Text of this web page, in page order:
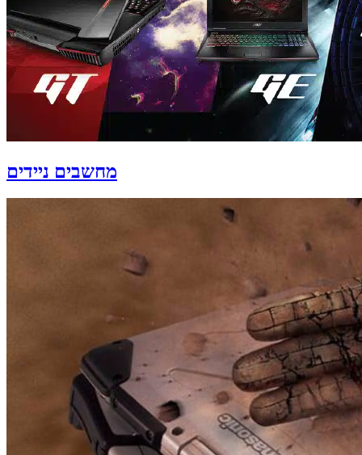
מחשבים ניידים